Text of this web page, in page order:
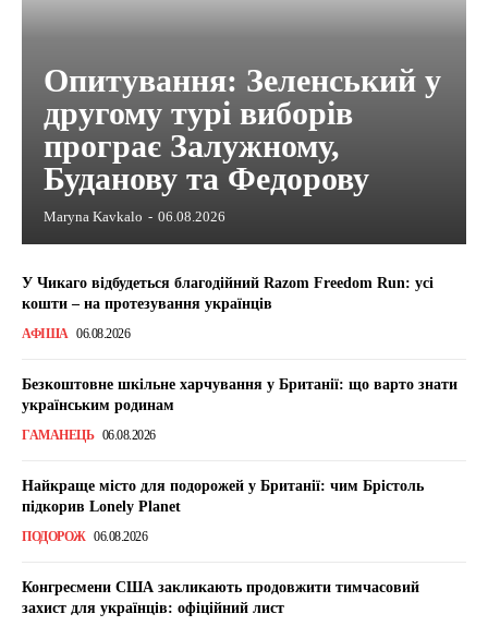
Опитування: Зеленський у
другому турі виборів
програє Залужному,
Буданову та Федорову
Maryna Kavkalo - 06.08.2026
У Чикаго відбудеться благодійний Razom Freedom Run: усі
кошти – на протезування українців
АФІША 06.08.2026
Безкоштовне шкільне харчування у Британії: що варто знати
українським родинам
ГАМАНЕЦЬ 06.08.2026
Найкраще місто для подорожей у Британії: чим Брістоль
підкорив Lonely Planet
ПОДОРОЖ 06.08.2026
Конгресмени США закликають продовжити тимчасовий
захист для українців: офіційний лист